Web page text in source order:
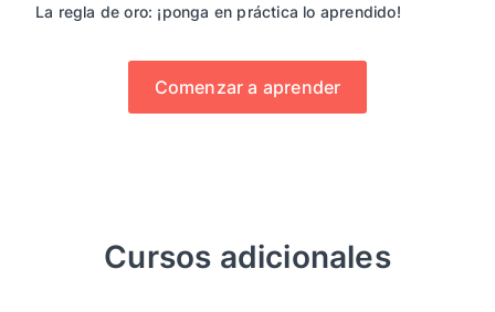
La regla de oro: ¡ponga en práctica lo aprendido!
Comenzar a aprender
Cursos adicionales